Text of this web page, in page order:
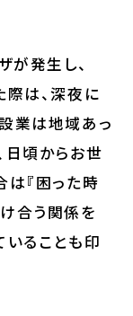
発生し、
は、深夜に
業は地域あっ
日頃からお世
は『困った時
合う関係を
いることも印